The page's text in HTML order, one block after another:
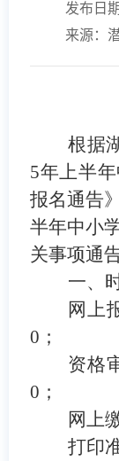
发布日
来源：
根据
5年上半
报名通告
半年中小
关事项通
一、
网上
0；
资格
0；
网上
打印